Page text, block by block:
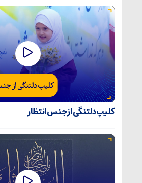
کلیپ دلتنگی از جنس انتظار